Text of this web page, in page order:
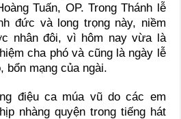
Tuấn, OP. Trong Thánh lễ
đức và long trọng này, niềm
nhân đôi, vì hôm nay vừa là
cha phó và cũng là ngày lễ
bổn mạng của ngài.
điệu ca múa vũ do các em
nhàng quyện trong tiếng hát